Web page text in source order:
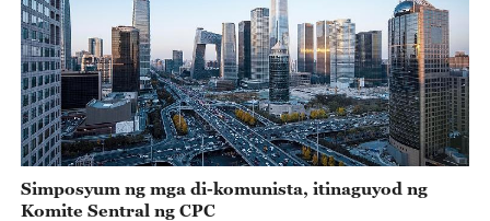
Simposyum ng mga di-komunista, itinaguyod ng
Komite Sentral ng CPC